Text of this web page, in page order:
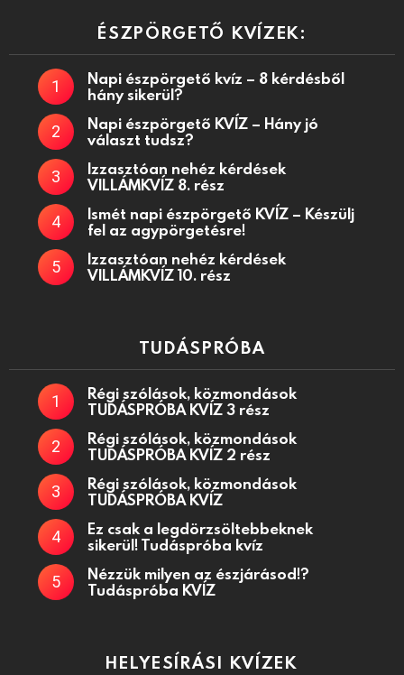
ÉSZPÖRGETŐ KVÍZEK:
Napi észpörgető kvíz – 8 kérdésből
hány sikerül?
Napi észpörgető KVÍZ – Hány jó
választ tudsz?
Izzasztóan nehéz kérdések
VILLÁMKVÍZ 8. rész
Ismét napi észpörgető KVÍZ – Készülj
fel az agypörgetésre!
Izzasztóan nehéz kérdések
VILLÁMKVÍZ 10. rész
TUDÁSPRÓBA
Régi szólások, közmondások
TUDÁSPRÓBA KVÍZ 3 rész
Régi szólások, közmondások
TUDÁSPRÓBA KVÍZ 2 rész
Régi szólások, közmondások
TUDÁSPRÓBA KVÍZ
Ez csak a legdörzsöltebbeknek
sikerül! Tudáspróba kvíz
Nézzük milyen az észjárásod!?
Tudáspróba KVÍZ
HELYESÍRÁSI KVÍZEK